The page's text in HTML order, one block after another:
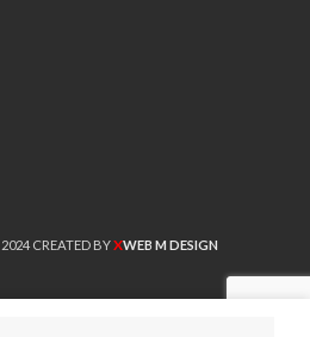
2024 CREATED BYXWEB M DESIGN